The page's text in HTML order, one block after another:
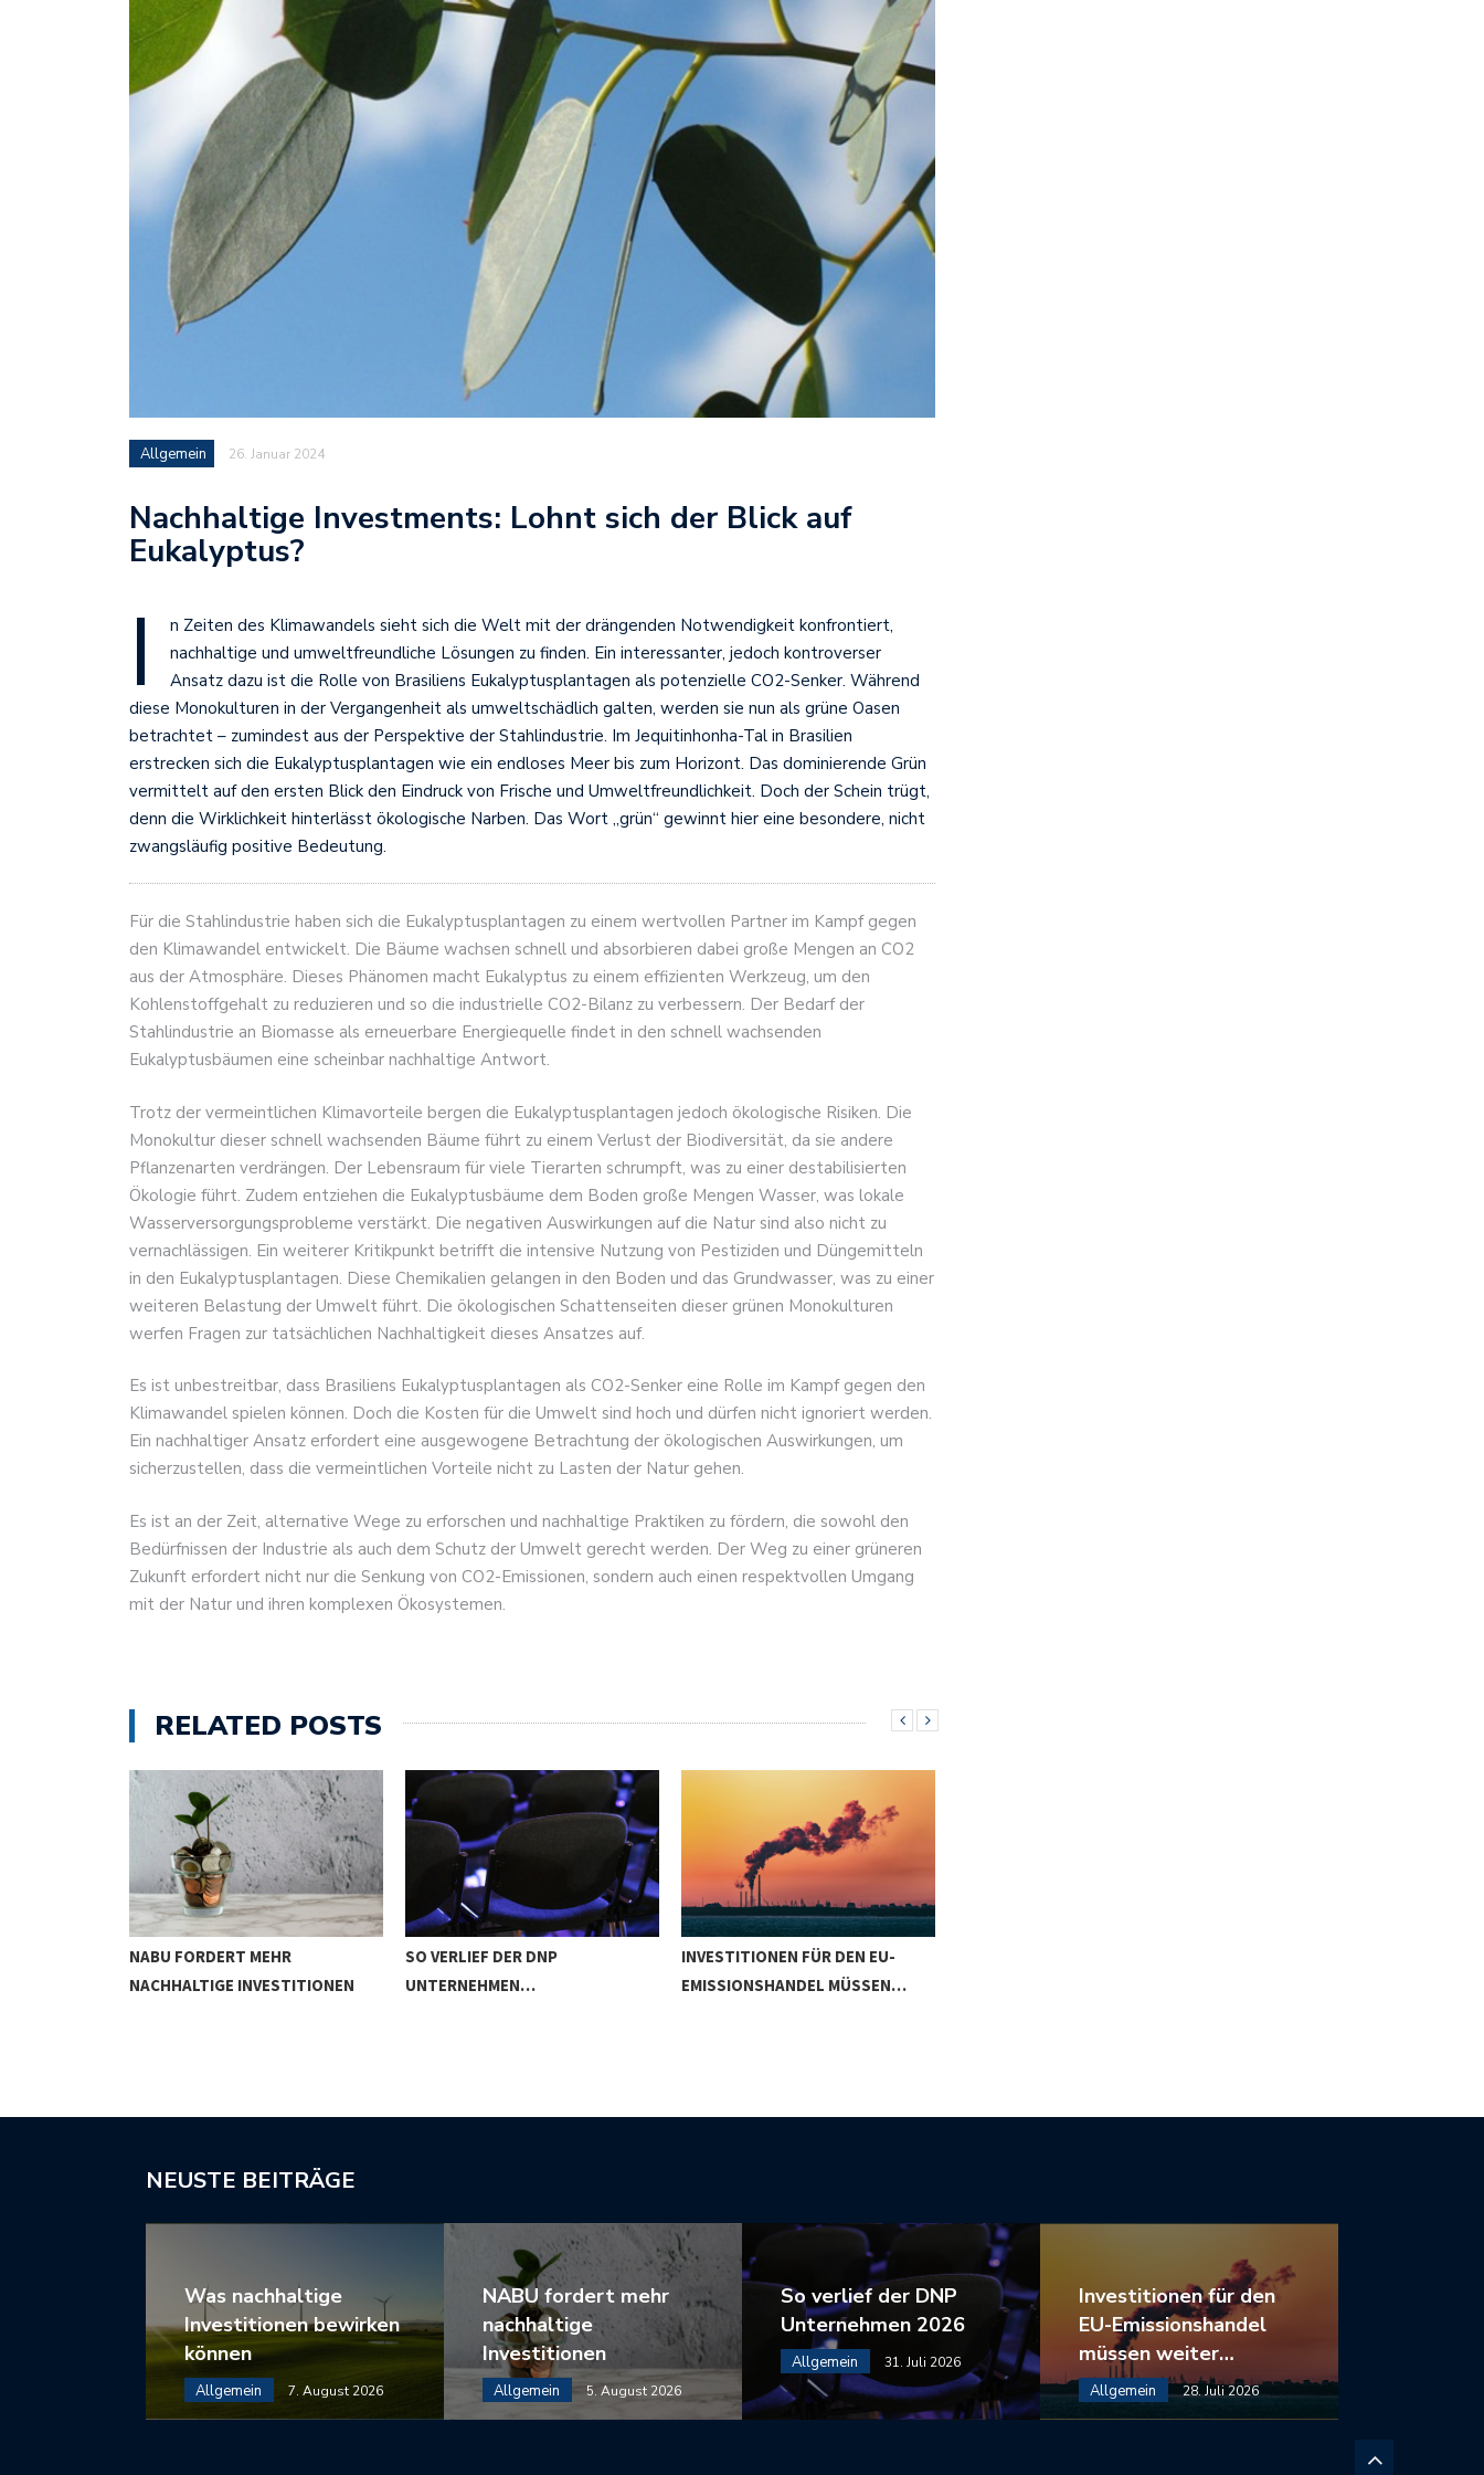
Allgemein 26. Januar 2024
Nachhaltige Investments: Lohnt sich der Blick auf
Eukalyptus?
I
n Zeiten des Klimawandels sieht sich die Welt mit der drängenden Notwendigkeit konfrontiert,
nachhaltige und umweltfreundliche Lösungen zu finden. Ein interessanter, jedoch kontroverser
Ansatz dazu ist die Rolle von Brasiliens Eukalyptusplantagen als potenzielle CO2-Senker. Während
diese Monokulturen in der Vergangenheit als umweltschädlich galten, werden sie nun als grüne Oasen
betrachtet – zumindest aus der Perspektive der Stahlindustrie. Im Jequitinhonha-Tal in Brasilien
erstrecken sich die Eukalyptusplantagen wie ein endloses Meer bis zum Horizont. Das dominierende Grün
vermittelt auf den ersten Blick den Eindruck von Frische und Umweltfreundlichkeit. Doch der Schein trügt,
denn die Wirklichkeit hinterlässt ökologische Narben. Das Wort „grün“ gewinnt hier eine besondere, nicht
zwangsläufig positive Bedeutung.
Für die Stahlindustrie haben sich die Eukalyptusplantagen zu einem wertvollen Partner im Kampf gegen
den Klimawandel entwickelt. Die Bäume wachsen schnell und absorbieren dabei große Mengen an CO2
aus der Atmosphäre. Dieses Phänomen macht Eukalyptus zu einem effizienten Werkzeug, um den
Kohlenstoffgehalt zu reduzieren und so die industrielle CO2-Bilanz zu verbessern. Der Bedarf der
Stahlindustrie an Biomasse als erneuerbare Energiequelle findet in den schnell wachsenden
Eukalyptusbäumen eine scheinbar nachhaltige Antwort.
Trotz der vermeintlichen Klimavorteile bergen die Eukalyptusplantagen jedoch ökologische Risiken. Die
Monokultur dieser schnell wachsenden Bäume führt zu einem Verlust der Biodiversität, da sie andere
Pflanzenarten verdrängen. Der Lebensraum für viele Tierarten schrumpft, was zu einer destabilisierten
Ökologie führt. Zudem entziehen die Eukalyptusbäume dem Boden große Mengen Wasser, was lokale
Wasserversorgungsprobleme verstärkt. Die negativen Auswirkungen auf die Natur sind also nicht zu
vernachlässigen. Ein weiterer Kritikpunkt betrifft die intensive Nutzung von Pestiziden und Düngemitteln
in den Eukalyptusplantagen. Diese Chemikalien gelangen in den Boden und das Grundwasser, was zu einer
weiteren Belastung der Umwelt führt. Die ökologischen Schattenseiten dieser grünen Monokulturen
werfen Fragen zur tatsächlichen Nachhaltigkeit dieses Ansatzes auf.
Es ist unbestreitbar, dass Brasiliens Eukalyptusplantagen als CO2-Senker eine Rolle im Kampf gegen den
Klimawandel spielen können. Doch die Kosten für die Umwelt sind hoch und dürfen nicht ignoriert werden.
Ein nachhaltiger Ansatz erfordert eine ausgewogene Betrachtung der ökologischen Auswirkungen, um
sicherzustellen, dass die vermeintlichen Vorteile nicht zu Lasten der Natur gehen.
Es ist an der Zeit, alternative Wege zu erforschen und nachhaltige Praktiken zu fördern, die sowohl den
Bedürfnissen der Industrie als auch dem Schutz der Umwelt gerecht werden. Der Weg zu einer grüneren
Zukunft erfordert nicht nur die Senkung von CO2-Emissionen, sondern auch einen respektvollen Umgang
mit der Natur und ihren komplexen Ökosystemen.
RELATED POSTS
NABU FORDERT MEHR
NACHHALTIGE INVESTITIONEN
SO VERLIEF DER DNP
UNTERNEHMEN…
INVESTITIONEN FÜR DEN EU-
EMISSIONSHANDEL MÜSSEN…
NEUSTE BEITRÄGE
Was nachhaltige
Investitionen bewirken
können
Allgemein 7. August 2026
NABU fordert mehr
nachhaltige
Investitionen
Allgemein 5. August 2026
So verlief der DNP
Unternehmen 2026
Allgemein 31. Juli 2026
Investitionen für den
EU-Emissionshandel
müssen weiter…
Allgemein 28. Juli 2026